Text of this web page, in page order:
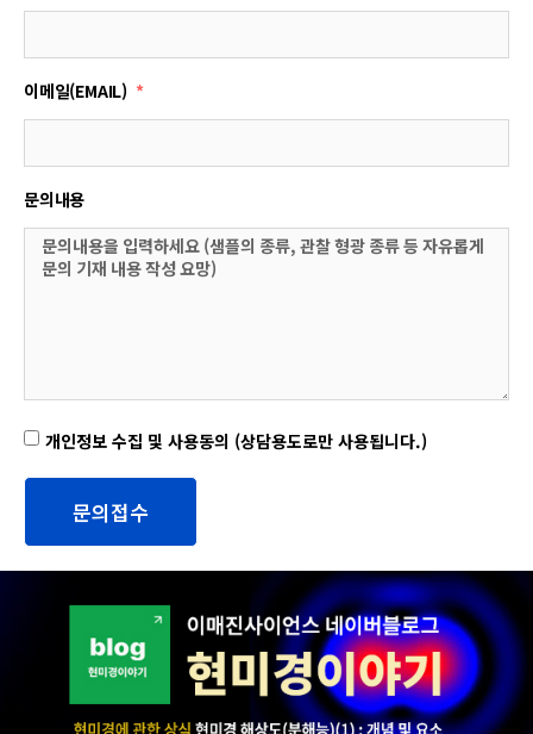
이메일(EMAIL)
문의내용
개인정보 수집 및 사용동의 (상담용도로만 사용됩니다.)
문의접수